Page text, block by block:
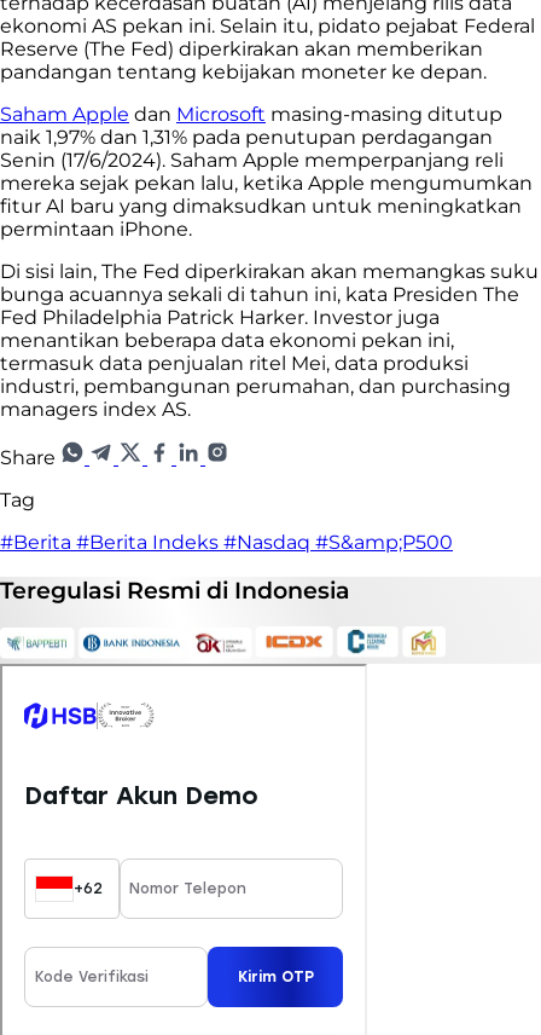
ekonomi AS pekan ini. Selain itu, pidato pejabat Federal
Reserve (The Fed) diperkirakan akan memberikan
pandangan tentang kebijakan moneter ke depan.
Saham Apple dan Microsoft masing-masing ditutup
naik 1,97% dan 1,31% pada penutupan perdagangan
Senin (17/6/2024). Saham Apple memperpanjang reli
mereka sejak pekan lalu, ketika Apple mengumumkan
fitur AI baru yang dimaksudkan untuk meningkatkan
permintaan iPhone.
Di sisi lain, The Fed diperkirakan akan memangkas suku
bunga acuannya sekali di tahun ini, kata Presiden The
Fed Philadelphia Patrick Harker. Investor juga
menantikan beberapa data ekonomi pekan ini,
termasuk data penjualan ritel Mei, data produksi
industri, pembangunan perumahan, dan purchasing
managers index AS.
Share
Tag
#Berita #Berita Indeks #Nasdaq #S&amp;P500
Teregulasi Resmi di Indonesia